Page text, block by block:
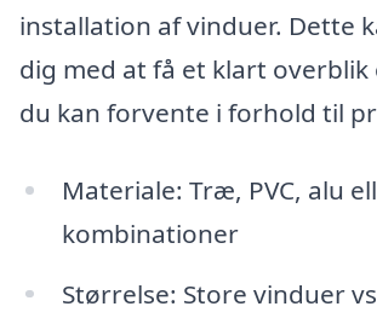
installation af vinduer. Dette
dig med at få et klart overblik
du kan forvente i forhold til
Materiale: Træ, PVC, alu
kombinationer
Størrelse: Store vinduer